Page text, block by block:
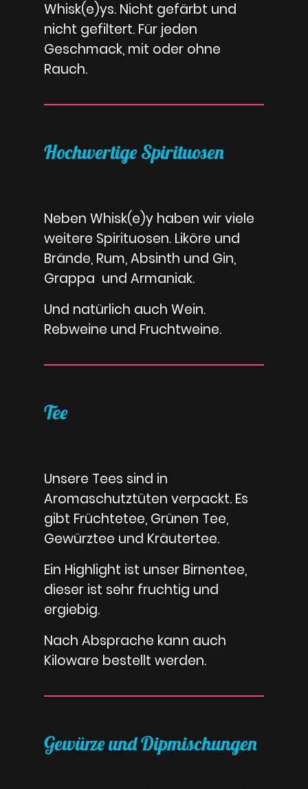
Whisk(e)ys. Nicht gefärbt und
nicht gefiltert. Für jeden
Geschmack, mit oder ohne
Rauch.
Hochwertige Spirituosen
Neben Whisk(e)y haben wir viele
weitere Spirituosen. Liköre und
Brände, Rum, Absinth und Gin,
Grappa und Armaniak.
Und natürlich auch Wein.
Rebweine und Fruchtweine.
Tee
Unsere Tees sind in
Aromaschutztüten verpackt. Es
gibt Früchtetee, Grünen Tee,
Gewürztee und Kräutertee.
Ein Highlight ist unser Birnentee,
dieser ist sehr fruchtig und
ergiebig.
Nach Absprache kann auch
Kiloware bestellt werden.
Gewürze und Dipmischungen